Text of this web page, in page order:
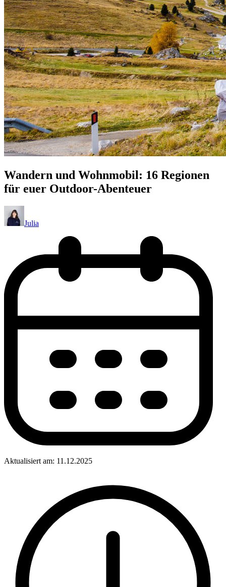
Wandern und Wohnmobil: 16 Regionen
für euer Outdoor-Abenteuer
Julia
Aktualisiert am: 11.12.2025